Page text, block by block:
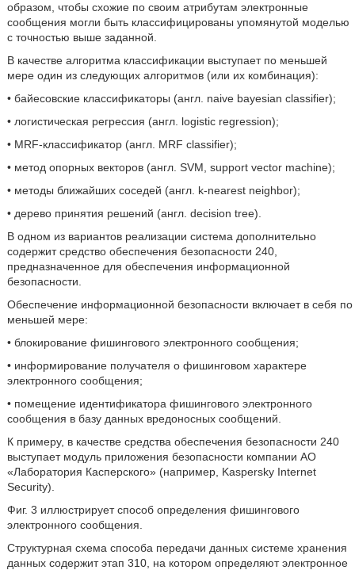
образом, чтобы схожие по своим атрибутам электронные
сообщения могли быть классифицированы упомянутой моделью
с точностью выше заданной.
В качестве алгоритма классификации выступает по меньшей
мере один из следующих алгоритмов (или их комбинация):
• байесовские классификаторы (англ. naive bayesian classifier);
• логистическая регрессия (англ. logistic regression);
• MRF-классификатор (англ. MRF classifier);
• метод опорных векторов (англ. SVM, support vector machine);
• методы ближайших соседей (англ. k-nearest neighbor);
• дерево принятия решений (англ. decision tree).
В одном из вариантов реализации система дополнительно
содержит средство обеспечения безопасности 240,
предназначенное для обеспечения информационной
безопасности.
Обеспечение информационной безопасности включает в себя по
меньшей мере:
• блокирование фишингового электронного сообщения;
• информирование получателя о фишинговом характере
электронного сообщения;
• помещение идентификатора фишингового электронного
сообщения в базу данных вредоносных сообщений.
К примеру, в качестве средства обеспечения безопасности 240
выступает модуль приложения безопасности компании АО
«Лаборатория Касперского» (например, Kaspersky Internet
Security).
Фиг. 3 иллюстрирует способ определения фишингового
электронного сообщения.
Структурная схема способа передачи данных системе хранения
данных содержит этап 310, на котором определяют электронное